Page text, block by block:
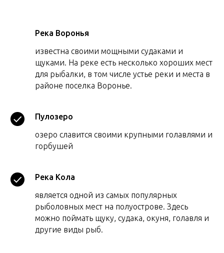
Река Воронья
известна своими мощными судаками и
щуками. На реке есть несколько хороших мест
для рыбалки, в том числе устье реки и места в
районе поселка Воронье.
Пулозеро
озеро славится своими крупными голавлями и
горбушей
Река Кола
является одной из самых популярных
рыболовных мест на полуострове. Здесь
можно поймать щуку, судака, окуня, голавля и
другие виды рыб.